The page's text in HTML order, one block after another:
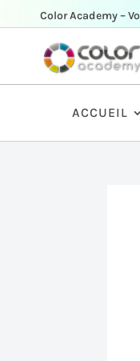
Color Academy –
ACCUEIL